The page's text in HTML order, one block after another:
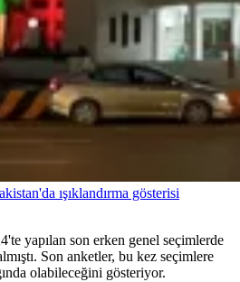
ışıklandırma gösterisi
yapılan son erken genel seçimlerde
Son anketler, bu kez seçimlere
olabileceğini gösteriyor.